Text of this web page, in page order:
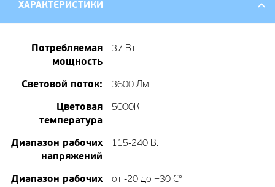
ХАРАКТЕРИСТИКИ
Потребляемая
мощность
37 Вт
Световой поток: 3600 Лм
Цветовая
температура
5000К
Диапазон рабочих
напряжений
115-240 В.
Диапазон рабочих
от -20 до +30 С°